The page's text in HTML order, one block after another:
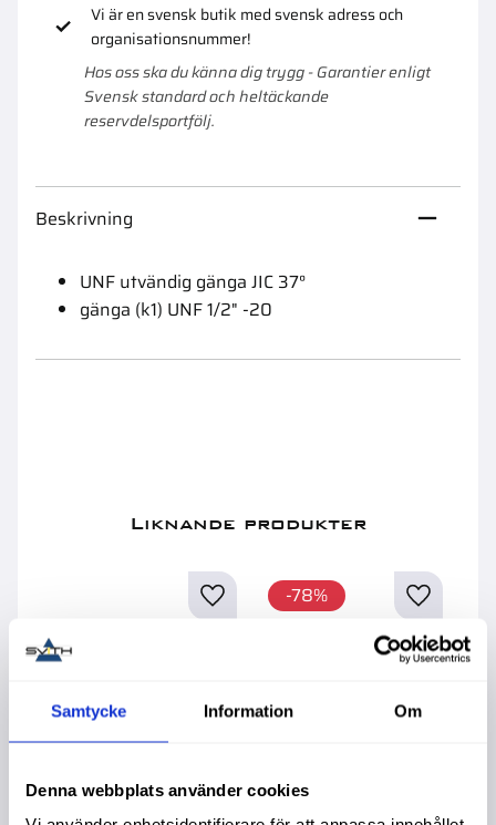
Samtycke Information Om
Denna webbplats använder cookies
Vi är en svensk butik med svensk adress och
organisationsnummer!
Hos oss ska du känna dig trygg - Garantier enligt
Svensk standard och heltäckande
reservdelsportfölj.
Beskrivning
UNF utvändig gänga JIC 37°
gänga (k1) UNF 1/2" -20
Liknande produkter
78%